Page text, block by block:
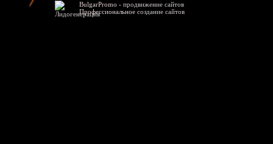
BulgarPromo - продвижение сайтов
Профессиональное создание сайтов